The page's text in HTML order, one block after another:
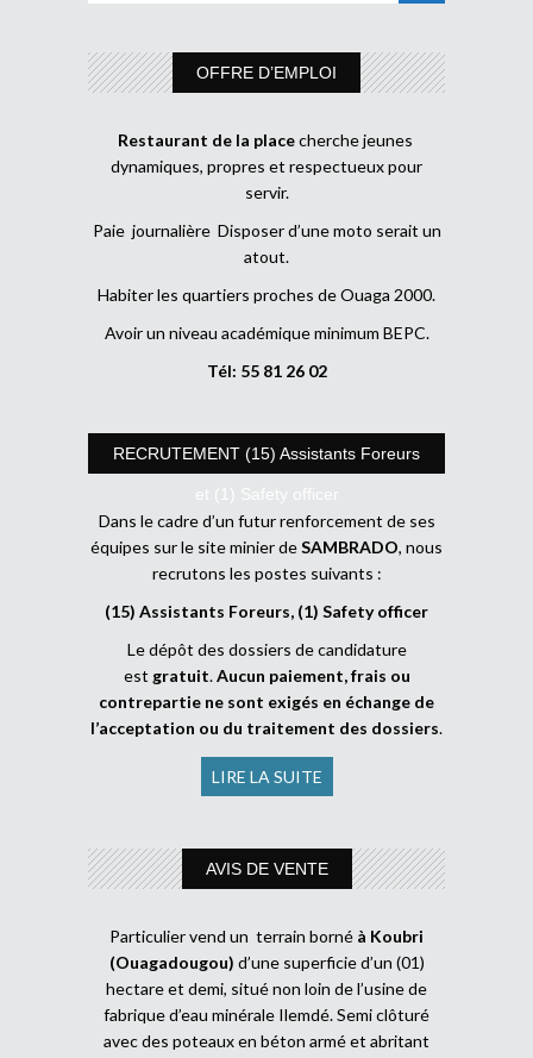
OFFRE D’EMPLOI
Restaurant de la placecherche jeunes
dynamiques, propres et respectueux pour
servir.
Paie journalière Disposer d’une moto serait un
atout.
Habiter les quartiers proches de Ouaga 2000.
Avoir un niveau académique minimum BEPC.
Tél: 55 81 26 02
RECRUTEMENT (15) Assistants Foreurs
et (1) Safety officer
Dans le cadre d’un futur renforcement de ses
équipes sur le site minier deSAMBRADO, nous
recrutons les postes suivants :
(15) Assistants Foreurs, (1) Safety officer
Le dépôt des dossiers de candidature
est gratuit.Aucun paiement, frais ou
contrepartie ne sont exigés en échange de
l’acceptation ou du traitement des dossiers.
LIRE LA SUITE
AVIS DE VENTE
Particulier vend un terrain borné à Koubri
(Ouagadougou) d’une superficie d’un (01)
hectare et demi, situé non loin de l’usine de
fabrique d’eau minérale Ilemdé. Semi clôturé
avec des poteaux en béton armé et abritant